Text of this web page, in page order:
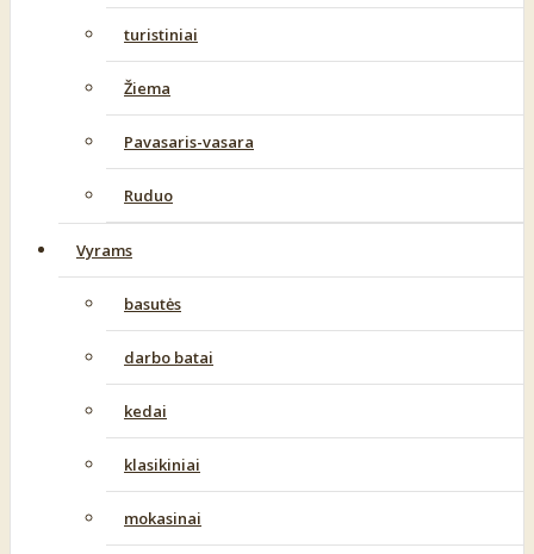
turistiniai
Žiema
Pavasaris-vasara
Ruduo
Vyrams
basutės
darbo batai
kedai
klasikiniai
mokasinai